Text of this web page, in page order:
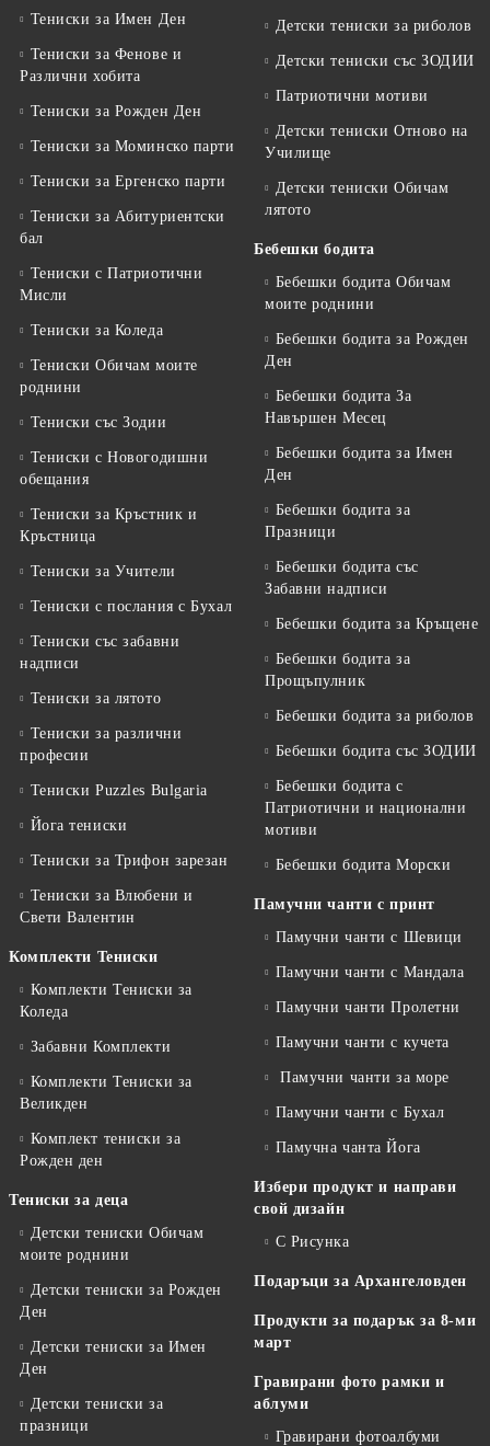
Тениски за Имен Ден
Тениски за Фенове и
Различни хобита
Тениски за Рожден Ден
Тениски за Mоминско парти
Тениски за Eргенско парти
Тениски за Aбитуриентски
бал
Тениски с Патриотични
Мисли
Тениски за Коледа
Тениски Обичам моите
роднини
Тениски със Зодии
Тениски с Новогодишни
обещания
Тениски за Кръстник и
Кръстница
Тениски за Учители
Тениски с послания с Бухал
Тениски със забавни
надписи
Тениски за лятото
Тениски за различни
професии
Тениски Puzzles Bulgaria
Йога тениски
Тениски за Трифон зарезан
Тениски за Влюбени и
Свети Валентин
Комплекти Тениски
Комплекти Тениски за
Коледа
Забавни Комплекти
Комплекти Тениски за
Великден
Комплект тениски за
Рожден ден
Тениски за деца
Детски тениски Обичам
моите роднини
Детски тениски за Рожден
Ден
Детски тениски за Имен
Ден
Детски тениски за
празници
Детски тениски за риболов
Детски тениски със ЗОДИИ
Патриотични мотиви
Детски тениски Отново на
Училище
Детски тениски Обичам
лятото
Бебешки бодита
Бебешки бодита Обичам
моите роднини
Бебешки бодита за Рожден
Ден
Бебешки бодита За
Навършен Месец
Бебешки бодита за Имен
Ден
Бебешки бодита за
Празници
Бебешки бодита със
Забавни надписи
Бебешки бодита за Кръщене
Бебешки бодита за
Прощъпулник
Бебешки бодита за риболов
Бебешки бодита със ЗОДИИ
Бебешки бодита с
Патриотични и национални
мотиви
Бебешки бодита Морски
Памучни чанти с принт
Памучни чанти с Шевици
Памучни чанти с Мандала
Памучни чанти Пролетни
Памучни чанти с кучета
Памучни чанти за море
Памучни чанти с Бухал
Памучна чанта Йога
Избери продукт и направи
свой дизайн
С Рисунка
Подаръци за Архангеловден
Продукти за подарък за 8-ми
март
Гравирани фото рамки и
аблуми
Гравирани фотоалбуми